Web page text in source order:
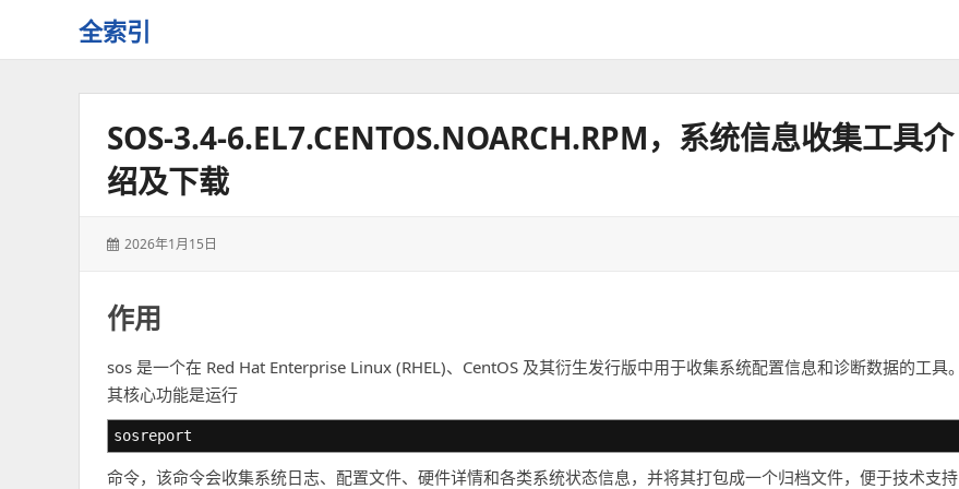
全索引
些
SOS-3.4-6.EL7.CENTOS.NOARCH.RPM，系统信息收集工具介
绍及下载
发
2026年1月15日
作用
sos 是一个在 Red Hat Enterprise Linux (RHEL)、CentOS 及其衍生发行版中用于收集系统配置信息和诊断数据的工具。
其核心功能是运行
sosreport
命令，该命令会收集系统日志、配置文件、硬件详情和各类系统状态信息，并将其打包成一个归档文件，便于技术支持